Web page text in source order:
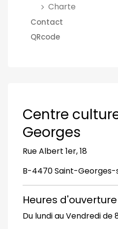
Charte
Contact
QRcode
Centre
Georges
Rue Albert 1er, 18
B-4470 Saint-Georges-
Heures d'ouverture
Du lundi au Vendredi de